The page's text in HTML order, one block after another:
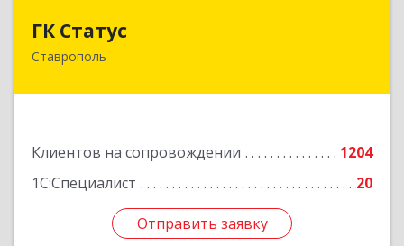
ГК Статус
Ставрополь
Клиентов на сопровождении
1204
1С:Специалист
20
Отправить заявку
355002, Ставропольский край, Ставрополь г,
Отправить заявку